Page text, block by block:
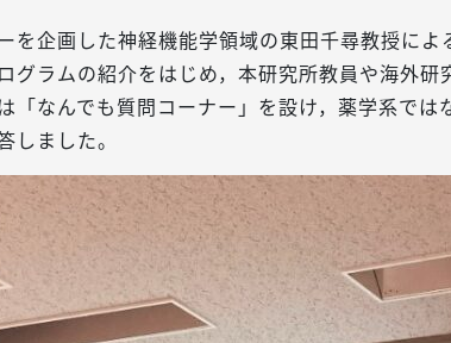
企画した神経機能学領域の東田千尋教授に
ラムの紹介をはじめ，本研究所教員や海外
「なんでも質問コーナー」を設け，薬学系で
ました。